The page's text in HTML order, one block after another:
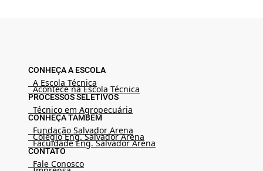
CONHEÇA A ESCOLA
A Escola Técnica
Acontece na Escola Técnica
PROCESSOS SELETIVOS
Técnico em Agropecuária
CONHEÇA TAMBÉM
Fundação Salvador Arena
Colégio Eng. Salvador Arena
Faculdade Eng. Salvador Arena
CONTATO
Fale Conosco